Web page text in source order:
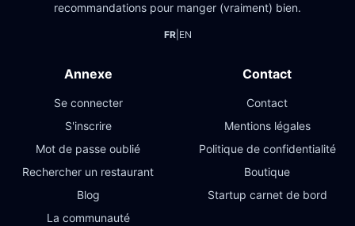
recommandations pour manger (vraiment) bien.
FR| EN
Annexe
Se connecter
S'inscrire
Mot de passe oublié
Rechercher un restaurant
Blog
La communauté
Contact
Contact
Mentions légales
Politique de confidentialité
Boutique
Startup carnet de bord